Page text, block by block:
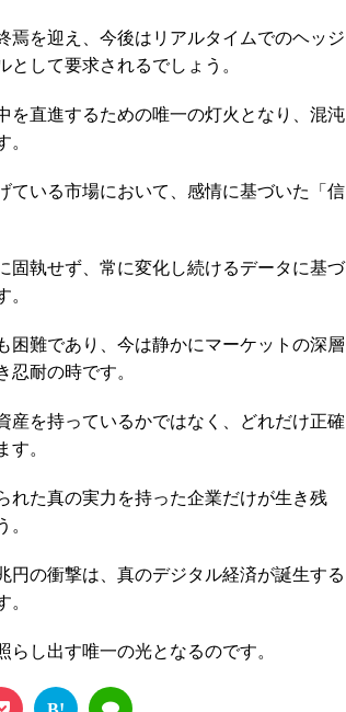
焉を迎え、今後はリアルタイムでのヘッジ
して要求されるでしょう。
を直進するための唯一の灯火となり、混沌
。
ている市場において、感情に基づいた「信
固執せず、常に変化し続けるデータに基づ
。
困難であり、今は静かにマーケットの深層
耐の時です。
産を持っているかではなく、どれだけ正確
す。
れた真の実力を持った企業だけが生き残
。
の衝撃は、真のデジタル経済が誕生する
。
し出す唯一の光となるのです。